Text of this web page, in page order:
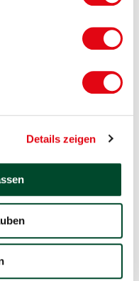
Details zeigen